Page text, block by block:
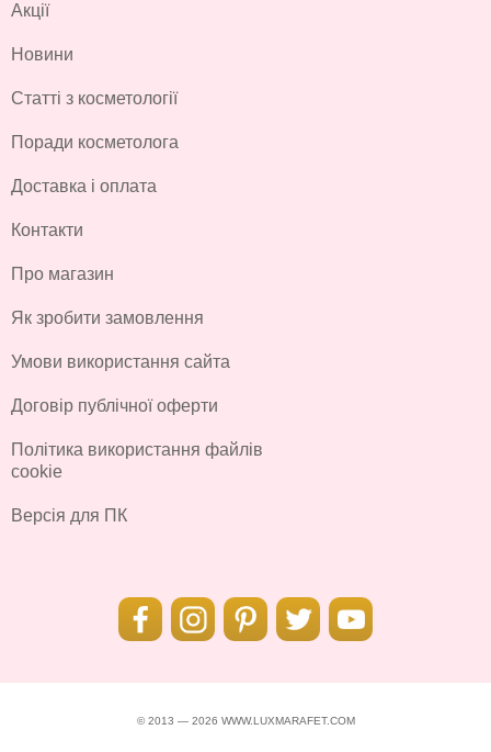
Акції
Новини
Статті з косметології
Поради косметолога
Доставка і оплата
Контакти
Про магазин
Як зробити замовлення
Умови використання сайта
Договір публічної оферти
Політика використання файлів
cookie
Версія для ПК
© 2013 — 2026 WWW.LUXMARAFET.COM